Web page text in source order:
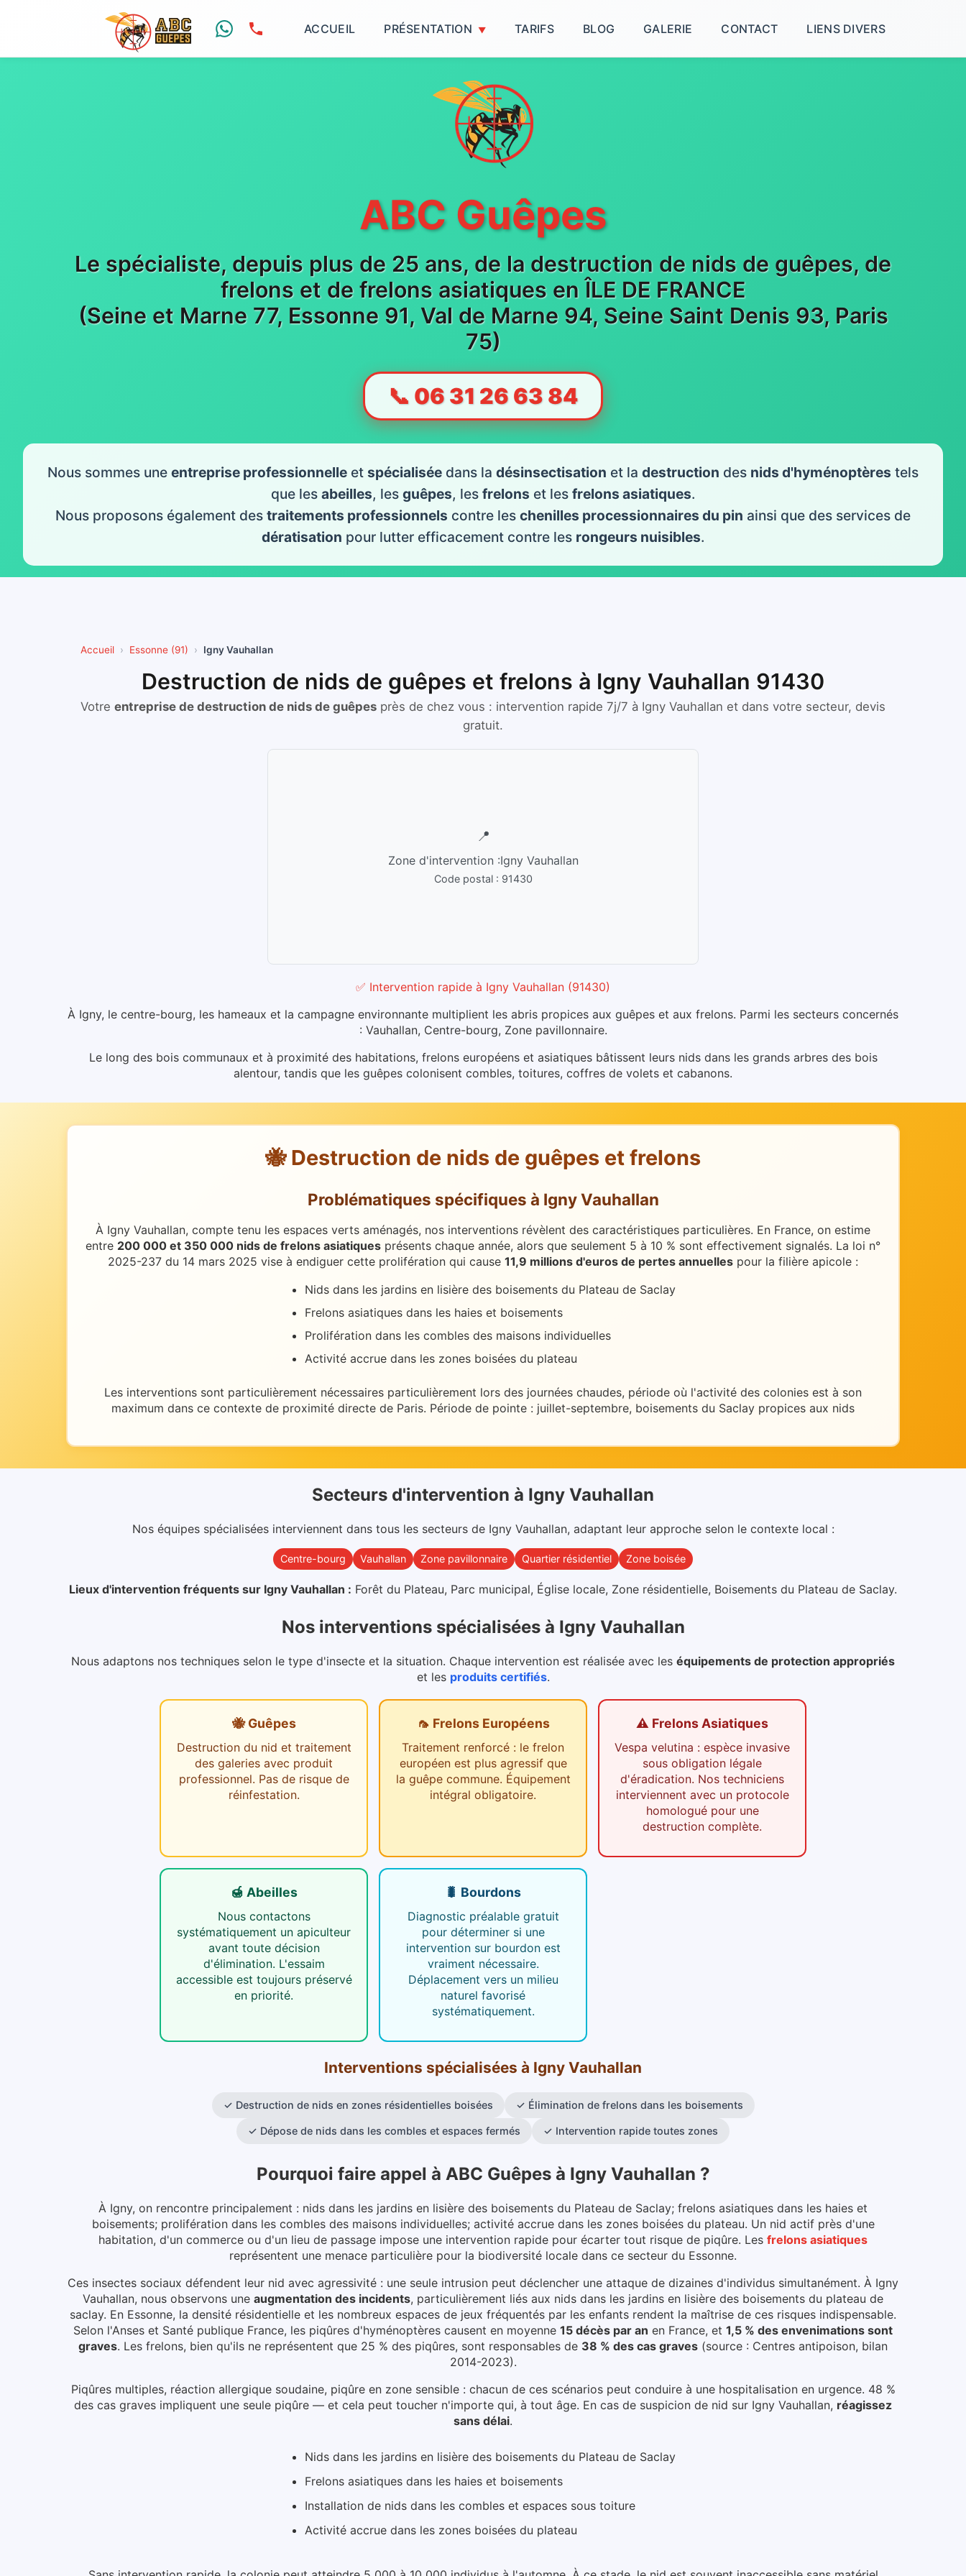
ACCUEIL PRÉSENTATION TARIFS BLOG GALERIE CONTACT LIENS DIVERS
ABC Guêpes
Le spécialiste, depuis plus de 25 ans, de la destruction de nids de guêpes, de
frelons et de frelons asiatiques en ÎLE DE FRANCE
(Seine et Marne 77, Essonne 91, Val de Marne 94, Seine Saint Denis 93, Paris
75)
📞 06 31 26 63 84
Nous sommes une entreprise professionnelle et spécialisée dans la désinsectisation et la destruction des nids d'hyménoptères tels
que les abeilles, les guêpes, les frelons et les frelons asiatiques.
Nous proposons également des traitements professionnels contre les chenilles processionnaires du pin ainsi que des services de
dératisation pour lutter efficacement contre les rongeurs nuisibles.
Accueil Essonne (91) Igny Vauhallan
Destruction de nids de guêpes et frelons à Igny Vauhallan 91430
Votre entreprise de destruction de nids de guêpes près de chez vous : intervention rapide 7j/7 à Igny Vauhallan et dans votre secteur, devis
gratuit.
📍
Zone d'intervention :Igny Vauhallan
Code postal : 91430
✅ Intervention rapide à Igny Vauhallan (91430)
À Igny, le centre-bourg, les hameaux et la campagne environnante multiplient les abris propices aux guêpes et aux frelons. Parmi les secteurs concernés
: Vauhallan, Centre-bourg, Zone pavillonnaire.
Le long des bois communaux et à proximité des habitations, frelons européens et asiatiques bâtissent leurs nids dans les grands arbres des bois
alentour, tandis que les guêpes colonisent combles, toitures, coffres de volets et cabanons.
🐝 Destruction de nids de guêpes et frelons
Problématiques spécifiques à Igny Vauhallan
À Igny Vauhallan, compte tenu les espaces verts aménagés, nos interventions révèlent des caractéristiques particulières. En France, on estime
entre 200 000 et 350 000 nids de frelons asiatiques présents chaque année, alors que seulement 5 à 10 % sont effectivement signalés. La loi n°
2025-237 du 14 mars 2025 vise à endiguer cette prolifération qui cause 11,9 millions d'euros de pertes annuelles pour la filière apicole :
Nids dans les jardins en lisière des boisements du Plateau de Saclay
Frelons asiatiques dans les haies et boisements
Prolifération dans les combles des maisons individuelles
Activité accrue dans les zones boisées du plateau
Les interventions sont particulièrement nécessaires particulièrement lors des journées chaudes, période où l'activité des colonies est à son
maximum dans ce contexte de proximité directe de Paris. Période de pointe : juillet-septembre, boisements du Saclay propices aux nids
Secteurs d'intervention à Igny Vauhallan
Nos équipes spécialisées interviennent dans tous les secteurs de Igny Vauhallan, adaptant leur approche selon le contexte local :
Centre-bourg Vauhallan Zone pavillonnaire Quartier résidentiel Zone boisée
Lieux d'intervention fréquents sur Igny Vauhallan : Forêt du Plateau, Parc municipal, Église locale, Zone résidentielle, Boisements du Plateau de Saclay.
Nos interventions spécialisées à Igny Vauhallan
Nous adaptons nos techniques selon le type d'insecte et la situation. Chaque intervention est réalisée avec les équipements de protection appropriés
et les produits certifiés.
🐝 Guêpes
Destruction du nid et traitement
des galeries avec produit
professionnel. Pas de risque de
réinfestation.
🦟 Frelons Européens
Traitement renforcé : le frelon
européen est plus agressif que
la guêpe commune. Équipement
intégral obligatoire.
⚠️ Frelons Asiatiques
Vespa velutina : espèce invasive
sous obligation légale
d'éradication. Nos techniciens
interviennent avec un protocole
homologué pour une
destruction complète.
🍯 Abeilles
Nous contactons
systématiquement un apiculteur
avant toute décision
d'élimination. L'essaim
accessible est toujours préservé
en priorité.
🐛 Bourdons
Diagnostic préalable gratuit
pour déterminer si une
intervention sur bourdon est
vraiment nécessaire.
Déplacement vers un milieu
naturel favorisé
systématiquement.
Interventions spécialisées à Igny Vauhallan
✓ Destruction de nids en zones résidentielles boisées ✓ Élimination de frelons dans les boisements
✓ Dépose de nids dans les combles et espaces fermés ✓ Intervention rapide toutes zones
Pourquoi faire appel à ABC Guêpes à Igny Vauhallan ?
À Igny, on rencontre principalement : nids dans les jardins en lisière des boisements du Plateau de Saclay; frelons asiatiques dans les haies et
boisements; prolifération dans les combles des maisons individuelles; activité accrue dans les zones boisées du plateau. Un nid actif près d'une
habitation, d'un commerce ou d'un lieu de passage impose une intervention rapide pour écarter tout risque de piqûre. Les frelons asiatiques
représentent une menace particulière pour la biodiversité locale dans ce secteur du Essonne.
Ces insectes sociaux défendent leur nid avec agressivité : une seule intrusion peut déclencher une attaque de dizaines d'individus simultanément. À Igny
Vauhallan, nous observons une augmentation des incidents, particulièrement liés aux nids dans les jardins en lisière des boisements du plateau de
saclay. En Essonne, la densité résidentielle et les nombreux espaces de jeux fréquentés par les enfants rendent la maîtrise de ces risques indispensable.
Selon l'Anses et Santé publique France, les piqûres d'hyménoptères causent en moyenne 15 décès par an en France, et 1,5 % des envenimations sont
graves. Les frelons, bien qu'ils ne représentent que 25 % des piqûres, sont responsables de 38 % des cas graves (source : Centres antipoison, bilan
2014-2023).
Piqûres multiples, réaction allergique soudaine, piqûre en zone sensible : chacun de ces scénarios peut conduire à une hospitalisation en urgence. 48 %
des cas graves impliquent une seule piqûre — et cela peut toucher n'importe qui, à tout âge. En cas de suspicion de nid sur Igny Vauhallan, réagissez
sans délai.
Nids dans les jardins en lisière des boisements du Plateau de Saclay
Frelons asiatiques dans les haies et boisements
Installation de nids dans les combles et espaces sous toiture
Activité accrue dans les zones boisées du plateau